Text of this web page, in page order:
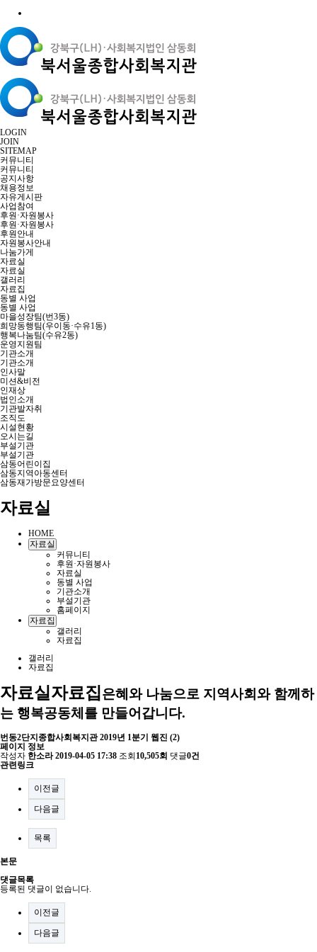
LOGIN
JOIN
SITEMAP
커뮤니티
커뮤니티
공지사항
채용정보
자유게시판
사업참여
후원·자원봉사
후원·자원봉사
후원안내
자원봉사안내
나눔가게
자료실
자료실
갤러리
자료집
동별 사업
동별 사업
마을성장팀(번3동)
희망동행팀(우이동·수유1동)
행복나눔팀(수유2동)
운영지원팀
기관소개
기관소개
인사말
미션&비전
인재상
법인소개
기관발자취
조직도
시설현황
오시는길
부설기관
부설기관
삼동어린이집
삼동지역아동센터
삼동재가방문요양센터
자료실
HOME
자료실
커뮤니티
후원·자원봉사
자료실
동별 사업
기관소개
부설기관
홈페이지
자료집
갤러리
자료집
갤러리
자료집
자료실자료집은혜와 나눔으로 지역사회와 함께하
는 행복공동체를 만들어갑니다.
번동2단지종합사회복지관 2019년 1분기 웹진 (2)
페이지 정보
작성자 한소라 2019-04-05 17:38 조회 10,505회 댓글0건
관련링크
이전글
다음글
목록
본문
댓글목록
등록된 댓글이 없습니다.
이전글
다음글